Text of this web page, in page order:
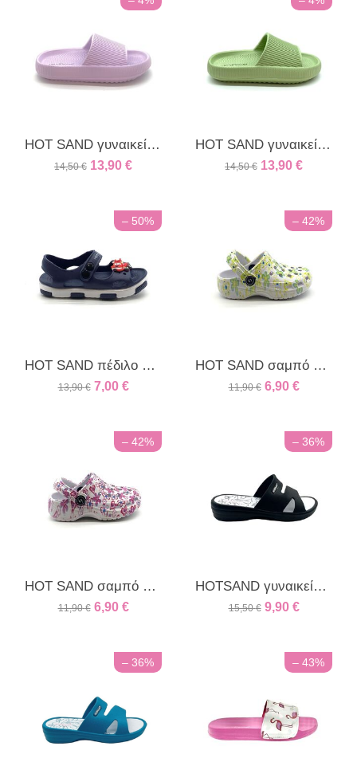
HOT SAND γυναικείο φάσα λιλά
14,50 € 13,90 €
HOT SAND γυναικείο φάσα πράσινο
14,50 € 13,90 €
– 50%
HOT SAND πέδιλο παιδικό μπλε
13,90 € 7,00 €
– 42%
HOT SAND σαμπό παιδικό λαχανί φλοράλ
11,90 € 6,90 €
– 42%
HOT SAND σαμπό παιδικό φούξια φλοράλ
11,90 € 6,90 €
– 36%
HOTSAND γυναικείο πέδιλο μαύρο
15,50 € 9,90 €
– 36% – 43%